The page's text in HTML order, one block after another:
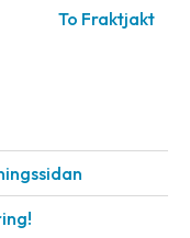
To Fraktjakt